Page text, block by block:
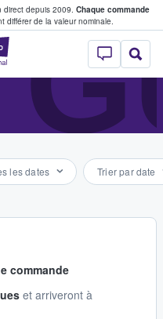
direct depuis 2009. Chaque commande
différer de la valeur nominale.
StubHub - Où
des billets
les dates Trier par date
commande
et arriveront à